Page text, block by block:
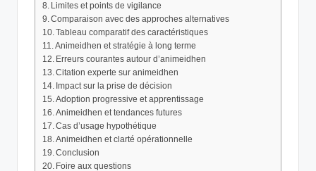
Limites et points de vigilance
Comparaison avec des approches alternatives
Tableau comparatif des caractéristiques
Animeidhen et stratégie à long terme
Erreurs courantes autour d’animeidhen
Citation experte sur animeidhen
Impact sur la prise de décision
Adoption progressive et apprentissage
Animeidhen et tendances futures
Cas d’usage hypothétique
Animeidhen et clarté opérationnelle
Conclusion
Foire aux questions